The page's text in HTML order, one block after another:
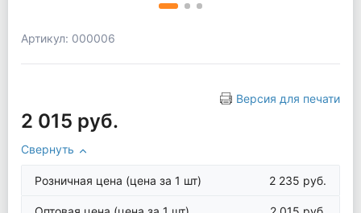
Артикул: 000006
Версия для печати
2 015 руб.
Свернуть
Розничная цена (цена за 1 шт) 2 235 руб.